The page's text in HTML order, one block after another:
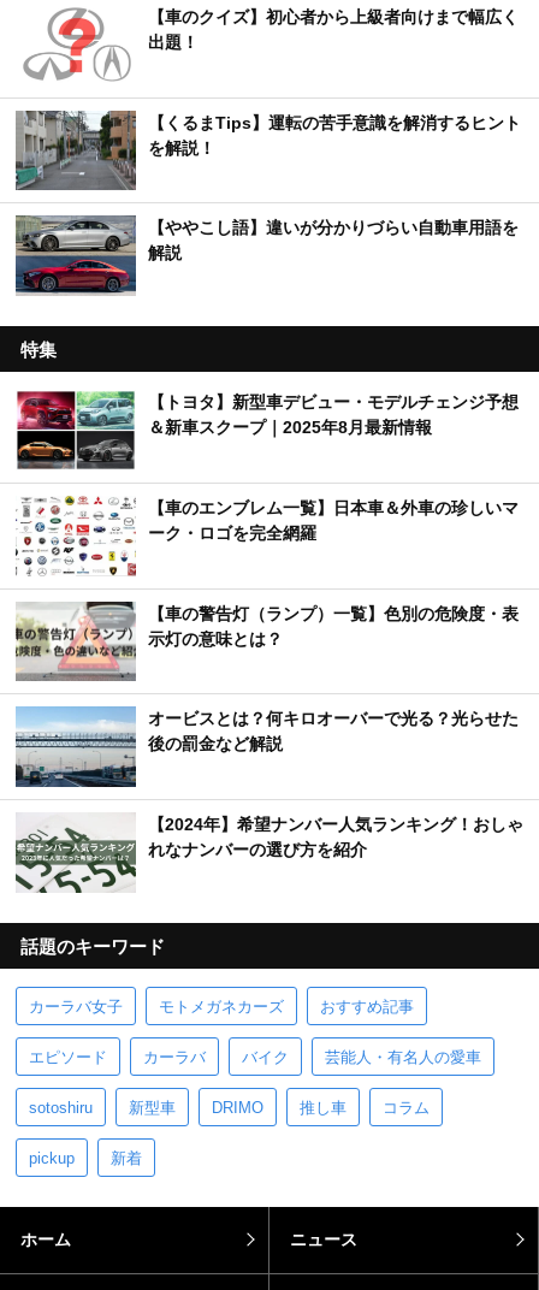
【車のクイズ】初心者から上級者向けまで幅広く
出題！
【くるまTips】運転の苦手意識を解消するヒント
を解説！
【ややこし語】違いが分かりづらい自動車用語を
解説
特集
【トヨタ】新型車デビュー・モデルチェンジ予想
＆新車スクープ｜2025年8月最新情報
【車のエンブレム一覧】日本車＆外車の珍しいマ
ーク・ロゴを完全網羅
【車の警告灯（ランプ）一覧】色別の危険度・表
示灯の意味とは？
オービスとは？何キロオーバーで光る？光らせた
後の罰金など解説
【2024年】希望ナンバー人気ランキング！おしゃ
れなナンバーの選び方を紹介
話題のキーワード
カーラバ女子 モトメガネカーズ おすすめ記事
エピソード カーラバ バイク 芸能人・有名人の愛車
sotoshiru 新型車 DRIMO 推し車 コラム
pickup 新着
ホーム ニュース